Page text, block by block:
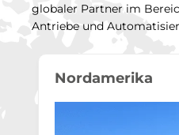
globaler Partner im
Antriebe und
Nordamerika